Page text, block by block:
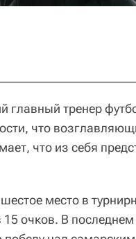
главный тренер
что
что из себя
место в
очков. В